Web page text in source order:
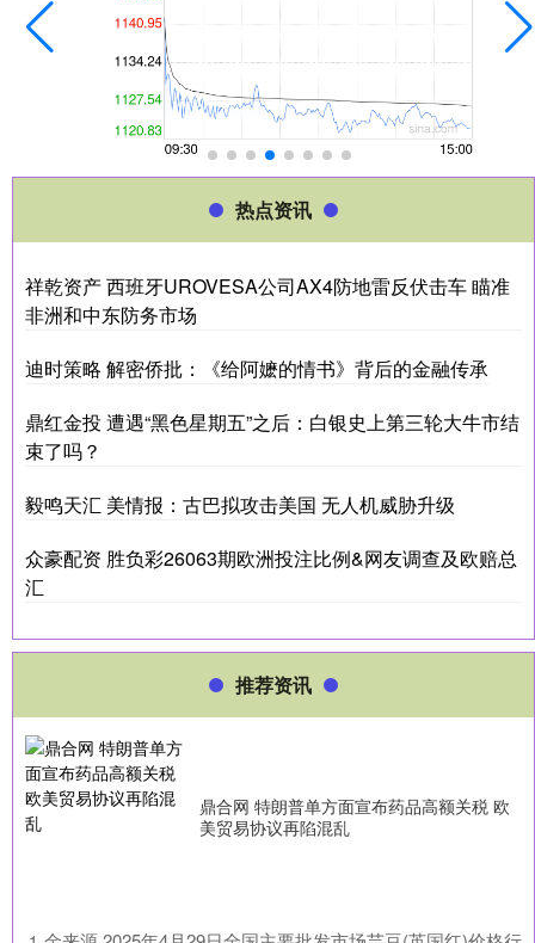
热点资讯
祥乾资产 西班牙UROVESA公司AX4防地雷反伏击车 瞄准
非洲和中东防务市场
迪时策略 解密侨批：《给阿嬷的情书》背后的金融传承
鼎红金投 遭遇“黑色星期五”之后：白银史上第三轮大牛市结
束了吗？
毅鸣天汇 美情报：古巴拟攻击美国 无人机威胁升级
众豪配资 胜负彩26063期欧洲投注比例&网友调查及欧赔总
汇
推荐资讯
鼎合网 特朗普单方面宣布药品高额关税 欧
美贸易协议再陷混乱